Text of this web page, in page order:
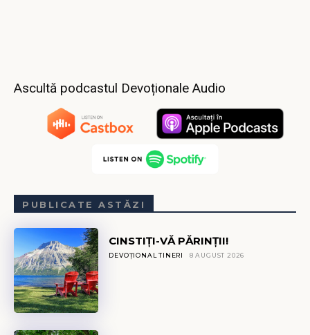
Ascultă podcastul Devoționale Audio
PUBLICATE ASTĂZI
CINSTIȚI-VĂ PĂRINȚII!
DEVOȚIONAL TINERI 8 AUGUST 2026